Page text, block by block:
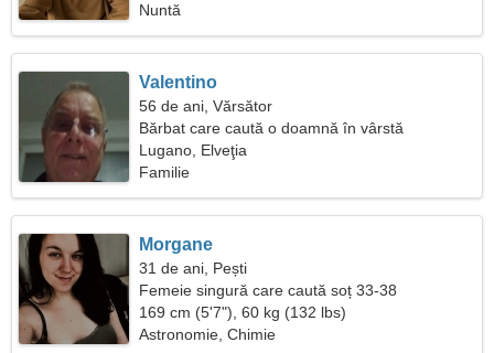
Nuntă
Valentino
56 de ani, Vărsător
Bărbat care caută o doamnă în vârstă
Lugano, Elveţia
Familie
Morgane
31 de ani, Pești
Femeie singură care caută soț 33-38
169 cm (5'7"), 60 kg (132 lbs)
Astronomie, Chimie